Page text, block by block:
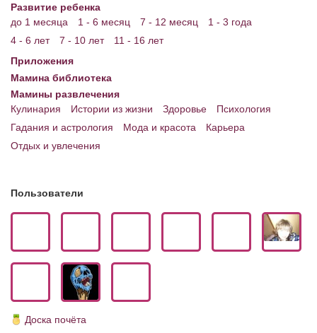
Развитие ребенка
до 1 месяца
1 - 6 месяц 7 - 12 месяц
1 - 3 года
4 - 6 лет
7 - 10 лет
11 - 16 лет
Приложения
Мамина библиотека
Мамины развлечения
Кулинария
Истории из жизни Здоровье
Психология
Гадания и астрология
Мода и красота
Карьера
Отдых и увлечения
Пользователи
Доска почёта